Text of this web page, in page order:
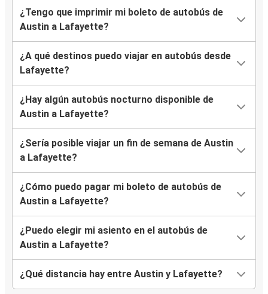
¿Tengo que imprimir mi boleto de autobús de
Austin a Lafayette?
¿A qué destinos puedo viajar en autobús desde
Lafayette?
¿Hay algún autobús nocturno disponible de
Austin a Lafayette?
¿Sería posible viajar un fin de semana de Austin
a Lafayette?
¿Cómo puedo pagar mi boleto de autobús de
Austin a Lafayette?
¿Puedo elegir mi asiento en el autobús de
Austin a Lafayette?
¿Qué distancia hay entre Austin y Lafayette?